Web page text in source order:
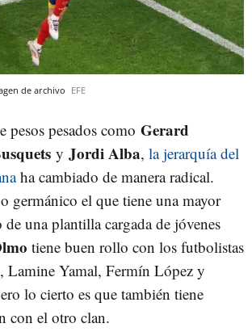
de archivo EFE
pesos pesados como Gerard
y Jordi Alba, la jerarquía del
ha cambiado de manera radical.
germánico el que tiene una mayor
una plantilla cargada de jóvenes
tiene buen rollo con los futbolistas
Lamine Yamal, Fermín López y
lo cierto es que también tiene
con el otro clan.